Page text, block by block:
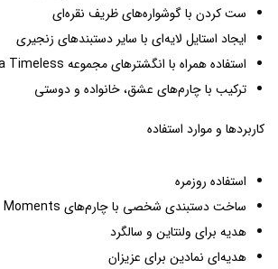
ست کردن با گوشواره‌های ظریف نقره‌ای
ایجاد استایل لایه‌ای با سایر دستبندهای زنجیری
استفاده همراه با انگشترهای مجموعه Pandora Timeless
ترکیب با چارم‌های عشق، خانواده و دوستی
کاربردها و موارد استفاده
استفاده روزمره
ساخت دستبندی شخصی با چارم‌های Moments
هدیه برای ولنتاین و سالگرد
هدیه‌ای نمادین برای عزیزان